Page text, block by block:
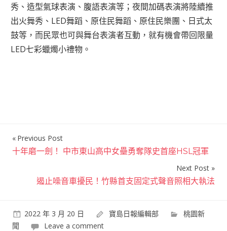
秀、造型氣球表演、腹語表演等；夜間加碼表演將陸續推
出火舞秀、LED舞蹈、原住民舞蹈、原住民樂團、日式太
鼓等，而民眾也可與舞台表演者互動，就有機會帶回限量
LED七彩蠟燭小禮物。
文
章
Previous Post
十年磨一劍！ 中市東山高中女壘勇奪隊史首座HSL冠軍
Next Post
遏止噪音車擾民！竹縣首支固定式聲音照相大執法
2022 年 3 月 20 日 寶島日報編輯部
桃園新
聞
Leave a comment